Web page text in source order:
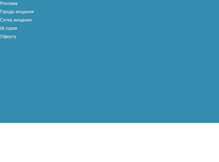
Реклама
Города вещания
Сетка вещания
История
Оферта